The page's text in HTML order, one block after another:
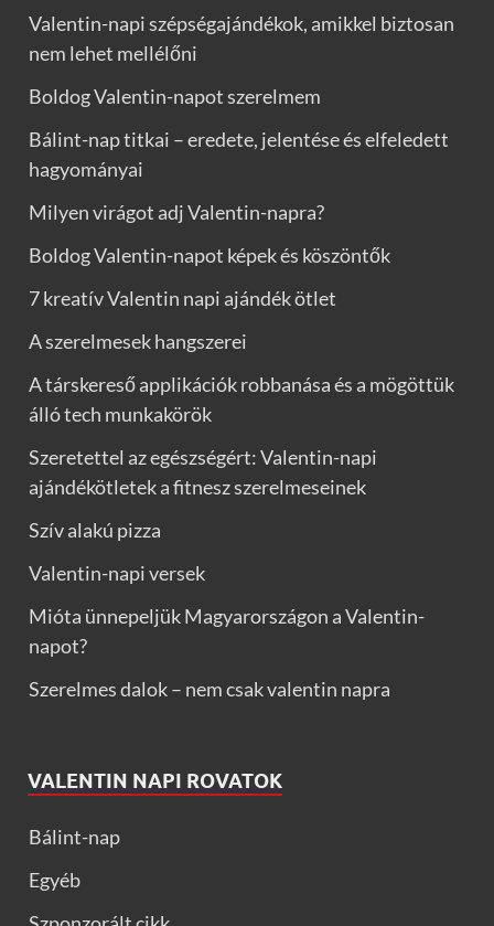
Valentin-napi szépségajándékok, amikkel biztosan
nem lehet mellélőni
Boldog Valentin-napot szerelmem
Bálint-nap titkai – eredete, jelentése és elfeledett
hagyományai
Milyen virágot adj Valentin-napra?
Boldog Valentin-napot képek és köszöntők
7 kreatív Valentin napi ajándék ötlet
A szerelmesek hangszerei
A társkereső applikációk robbanása és a mögöttük
álló tech munkakörök
Szeretettel az egészségért: Valentin-napi
ajándékötletek a fitnesz szerelmeseinek
Szív alakú pizza
Valentin-napi versek
Mióta ünnepeljük Magyarországon a Valentin-
napot?
Szerelmes dalok – nem csak valentin napra
VALENTIN NAPI ROVATOK
Bálint-nap
Egyéb